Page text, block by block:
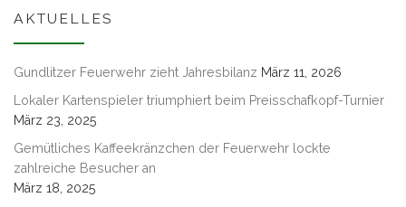
AKTUELLES
Gundlitzer Feuerwehr zieht Jahresbilanz März 11, 2026
Lokaler Kartenspieler triumphiert beim Preisschafkopf-Turnier
März 23, 2025
Gemütliches Kaffeekränzchen der Feuerwehr lockte
zahlreiche Besucher an
März 18, 2025